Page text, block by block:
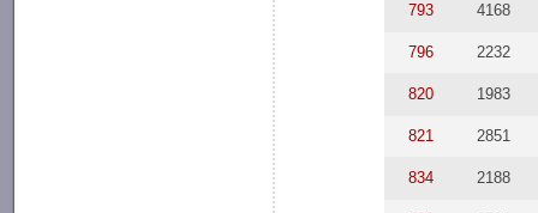
793 4168
796 2232
820 1983
821 2851
834 2188